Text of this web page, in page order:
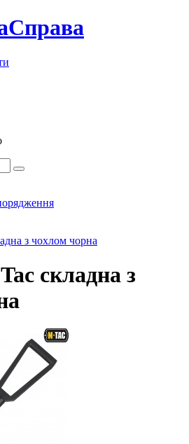
з чохлом чорна
складна з